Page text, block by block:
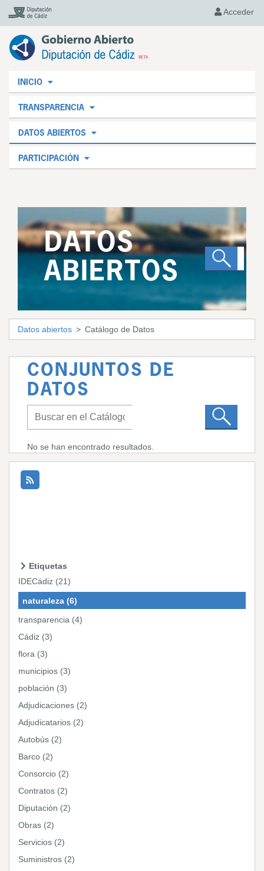
Acceder
INICIO
TRANSPARENCIA
DATOS ABIERTOS
PARTICIPACIÓN
DATOS
ABIERTOS
Datos abiertos Catálogo de Datos
CONJUNTOS DE
DATOS
No se han encontrado resultados.
Etiquetas
IDECádiz (21)
naturaleza (6)
transparencia (4)
Cádiz (3)
flora (3)
municipios (3)
población (3)
Adjudicaciones (2)
Adjudicatarios (2)
Autobús (2)
Barco (2)
Consorcio (2)
Contratos (2)
Diputación (2)
Obras (2)
Servicios (2)
Suministros (2)